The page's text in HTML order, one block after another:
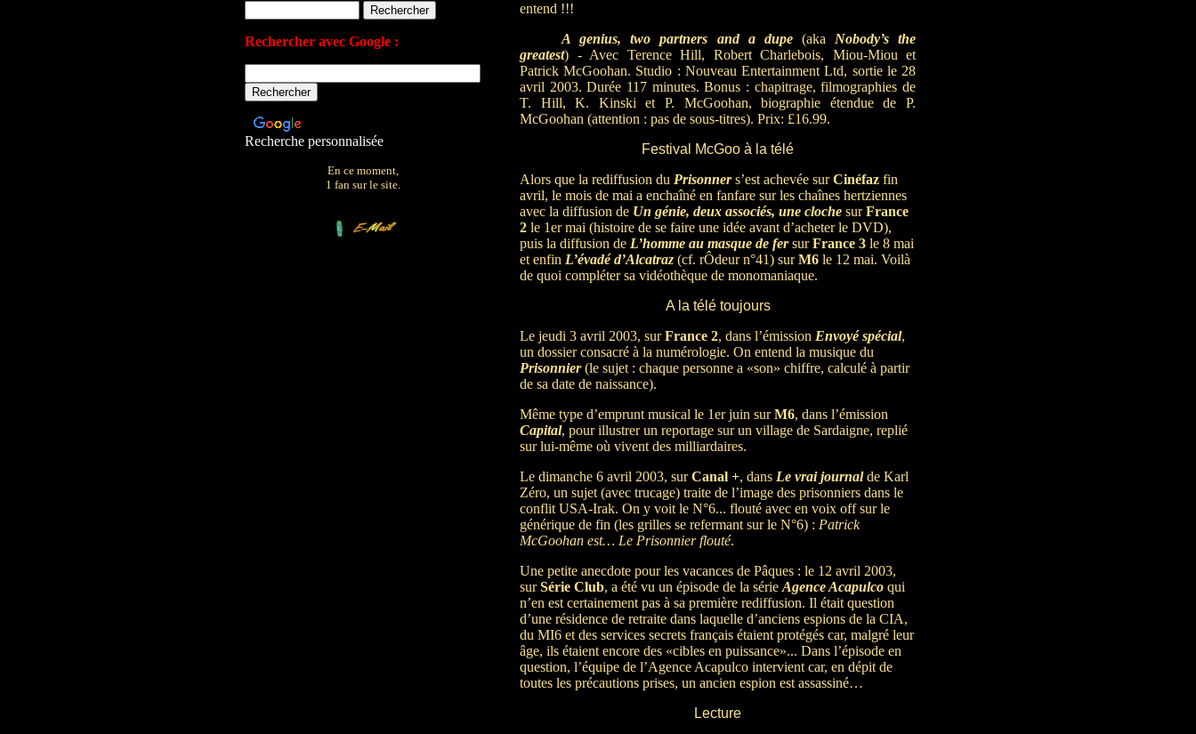
Le plan du site
Votre avis sur le site
Rechercher avec Google :
Recherche personnalisée
En ce moment,
1 fan sur le site.
entend !!!
A genius, two partners and a dupe(aka Nobody’s the
greatest) - Avec Terence Hill, Robert Charlebois, Miou-Miou et
Patrick McGoohan. Studio : Nouveau Entertainment Ltd, sortie le 28
avril 2003. Durée 117 minutes. Bonus : chapitrage, filmographies de
T. Hill, K. Kinski et P. McGoohan, biographie étendue de P.
McGoohan (attention : pas de sous-titres). Prix: £16.99.
Festival McGoo à la télé
Alors que la rediffusion du Prisonners’est achevée surCinéfaz fin
avril, le mois de mai a enchaîné en fanfare sur les chaînes hertziennes
avec la diffusion de Un génie, deux associés, une cloche surFrance
2 le 1er mai (histoire de se faire une idée avant d’acheter le DVD),
puis la diffusion de L’homme au masque de fersurFrance 3 le 8 mai
et enfin L’évadé d’Alcatraz (cf. rÔdeur n°41) surM6 le 12 mai. Voilà
de quoi compléter sa vidéothèque de monomaniaque.
A la télétoujours
Le jeudi 3 avril 2003, surFrance 2, dans l’émission Envoyé spécial,
un dossier consacré à la numérologie. On entend la musique du
Prisonnier(le sujet : chaque personne a «son» chiffre, calculé à partir
de sa date de naissance).
Même type d’emprunt musical le 1er juin surM6, dans l’émission
Capital, pour illustrer un reportage sur un village de Sardaigne, replié
sur lui-même où vivent des milliardaires.
Le dimanche 6 avril 2003, surCanal +, dans Le vrai journalde Karl
Zéro, un sujet (avec trucage) traite de l’image des prisonniers dans le
conflit USA-Irak. On y voit le N°6... flouté avec en voix off sur le
générique de fin (les grilles se refermant sur le N°6) : Patrick
McGoohan est… Le Prisonnier flouté.
Une petite anecdote pour les vacances de Pâques : le 12 avril 2003,
surSérie Club, a été vu un épisode de la série Agence Acapulco qui
n’en est certainement pas à sa première rediffusion. Il était question
d’une résidence de retraite dans laquelle d’anciens espions de la CIA,
du MI6 et des services secrets français étaient protégés car, malgré leur
âge, ils étaient encore des «cibles en puissance»... Dans l’épisode en
question, l’équipe de l’Agence Acapulco intervient car, en dépit de
toutes les précautions prises, un ancien espion est assassiné…
Lecture